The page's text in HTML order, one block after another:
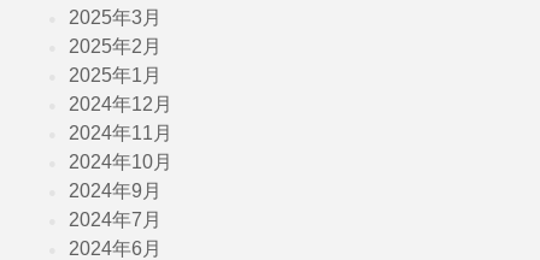
2025年3月
2025年2月
2025年1月
2024年12月
2024年11月
2024年10月
2024年9月
2024年7月
2024年6月